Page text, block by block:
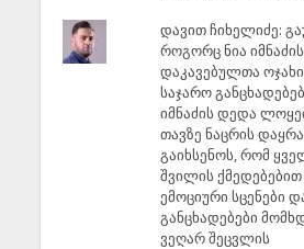
დავით ჩიხელიძე:
როგორც ნია
დაკავებულთა
საჯარო
იმნაძის დედა
თავზე ნაცრის
გაიხსენოს, რომ
შვილის
ემოციური სცენები
განცხადებები
ვეღარ შეცვლის